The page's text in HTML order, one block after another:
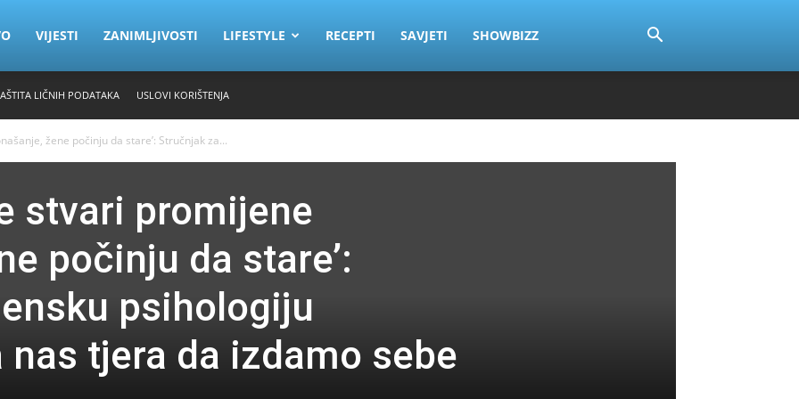
VIJESTI ZANIMLJIVOSTI LIFESTYLE RECEPTI SAVJETI SHOWBIZZ
LIČNIH PODATAKA USLOVI KORIŠTENJA
žene počinju da stare’: Stručnjak za...
stvari promijene
počinju da stare’:
psihologiju
tjera da izdamo sebe